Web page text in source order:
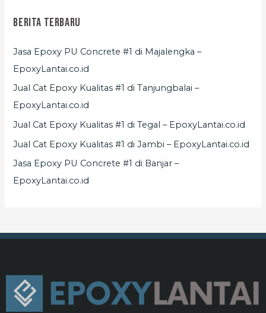
Berita Terbaru
Jasa Epoxy PU Concrete #1 di Majalengka –
EpoxyLantai.co.id
Jual Cat Epoxy Kualitas #1 di Tanjungbalai –
EpoxyLantai.co.id
Jual Cat Epoxy Kualitas #1 di Tegal – EpoxyLantai.co.id
Jual Cat Epoxy Kualitas #1 di Jambi – EpoxyLantai.co.id
Jasa Epoxy PU Concrete #1 di Banjar –
EpoxyLantai.co.id